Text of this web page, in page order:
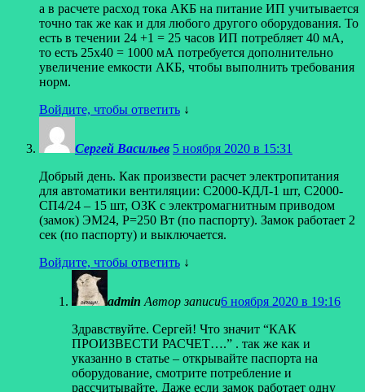
а в расчете расход тока АКБ на питание ИП учитывается
точно так же как и для любого другого оборудования. То
есть в течении 24 +1 = 25 часов ИП потребляет 40 мА,
то есть 25х40 = 1000 мА потребуется дополнительно
увеличение емкости АКБ, чтобы выполнить требования
норм.
Войдите, чтобы ответить ↓
Сергей Васильев 5 ноября 2020 в 15:31
Добрый день. Как произвести расчет электропитания
для автоматики вентиляции: С2000-КДЛ-1 шт, С2000-
СП4/24 – 15 шт, ОЗК с электромагнитным приводом
(замок) ЭМ24, Р=250 Вт (по паспорту). Замок работает 2
сек (по паспорту) и выключается.
Войдите, чтобы ответить ↓
admin Автор записи6 ноября 2020 в 19:16
Здравствуйте. Сергей! Что значит “КАК
ПРОИЗВЕСТИ РАСЧЕТ….” . так же как и
указанно в статье – открывайте паспорта на
оборудование, смотрите потребление и
рассчитывайте. Даже если замок работает одну